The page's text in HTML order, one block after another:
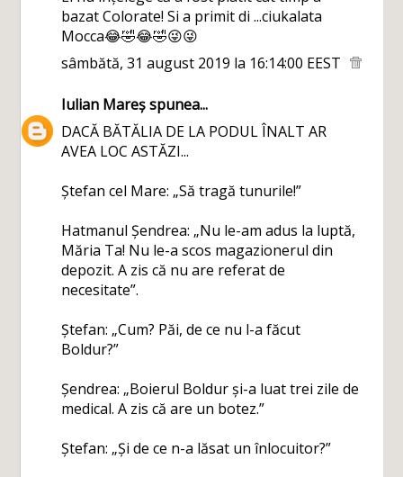
bazat Colorate! Si a primit di ...ciukalata
Mocca😂🤣😂🤣😜😜
sâmbătă, 31 august 2019 la 16:14:00 EEST
Iulian Mareșspunea...
DACĂ BĂTĂLIA DE LA PODUL ÎNALT AR
AVEA LOC ASTĂZI...
Ștefan cel Mare: „Să tragă tunurile!”
Hatmanul Șendrea: „Nu le-am adus la luptă,
Măria Ta! Nu le-a scos magazionerul din
depozit. A zis că nu are referat de
necesitate”.
Ștefan: „Cum? Păi, de ce nu l-a făcut
Boldur?”
Șendrea: „Boierul Boldur și-a luat trei zile de
medical. A zis că are un botez.”
Ștefan: „Și de ce n-a lăsat un înlocuitor?”